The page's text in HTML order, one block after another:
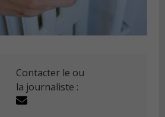
Contacter le ou
la journaliste :